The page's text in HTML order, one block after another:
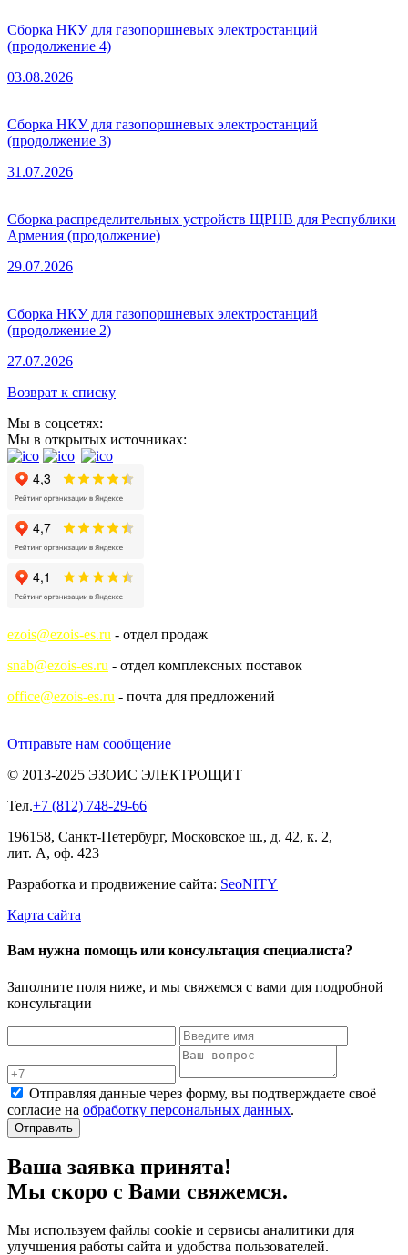
Сборка НКУ для газопоршневых электростанций
(продолжение 4)
03.08.2026
Сборка НКУ для газопоршневых электростанций
(продолжение 3)
31.07.2026
Сборка распределительных устройств ЩРНВ для Республики
Армения (продолжение)
29.07.2026
Сборка НКУ для газопоршневых электростанций
(продолжение 2)
27.07.2026
Возврат к списку
Мы в соцсетях:
Мы в открытых источниках:
ezois@ezois-es.ru - отдел продаж
snab@ezois-es.ru - отдел комплексных поставок
office@ezois-es.ru - почта для предложений
Отправьте нам сообщение
© 2013-2025 ЭЗОИС ЭЛЕКТРОЩИТ
Тел.+7 (812) 748-29-66
196158, Санкт-Петербург, Московское ш., д. 42, к. 2,
лит. А, оф. 423
Разработка и продвижение сайта: SeoNITY
Карта сайта
Вам нужна помощь или консультация специалиста?
Заполните поля ниже, и мы свяжемся с вами для подробной
консультации
Отправляя данные через форму, вы подтверждаете своё
согласие на обработку персональных данных.
Отправить
Ваша заявка принята!
Мы скоро с Вами свяжемся.
Мы используем файлы cookie и сервисы аналитики для
улучшения работы сайта и удобства пользователей.